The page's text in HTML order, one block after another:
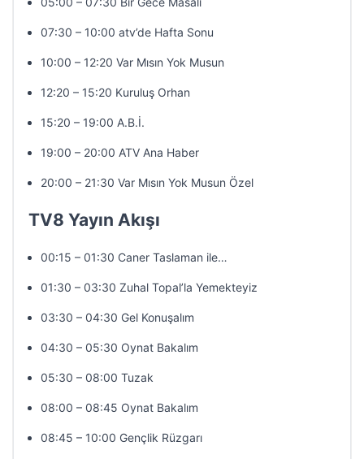
07:30 – 10:00 atv’de Hafta Sonu
10:00 – 12:20 Var Mısın Yok Musun
12:20 – 15:20 Kuruluş Orhan
15:20 – 19:00 A.B.İ.
19:00 – 20:00 ATV Ana Haber
20:00 – 21:30 Var Mısın Yok Musun Özel
TV8 Yayın Akışı
00:15 – 01:30 Caner Taslaman ile…
01:30 – 03:30 Zuhal Topal’la Yemekteyiz
03:30 – 04:30 Gel Konuşalım
04:30 – 05:30 Oynat Bakalım
05:30 – 08:00 Tuzak
08:00 – 08:45 Oynat Bakalım
08:45 – 10:00 Gençlik Rüzgarı